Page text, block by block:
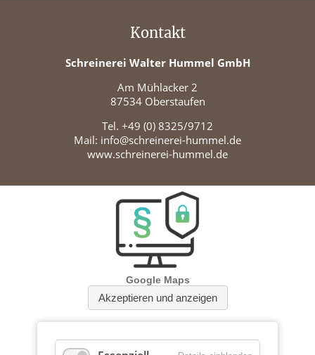
Kontakt
Schreinerei Walter Hummel GmbH
Am Mühlacker 2
87534 Oberstaufen
Tel. +49 (0) 8325/9712
Mail: info@schreinerei-hummel.de
www.schreinerei-hummel.de